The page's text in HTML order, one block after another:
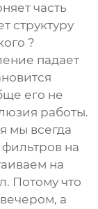
часть
структуру
?
падает
его не
работы.
мы всегда
на
на
Потому что
а